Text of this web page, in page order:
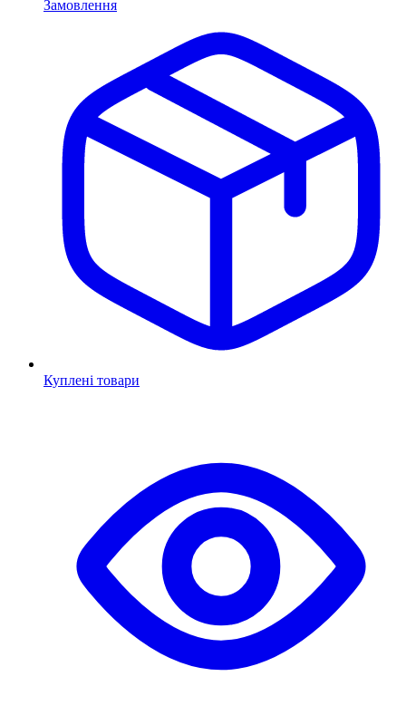
Замовлення
Куплені товари